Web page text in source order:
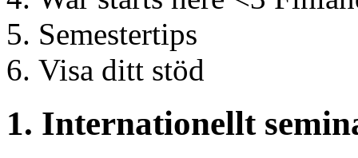
Semestertips
Visa ditt stöd
1. Internationellt